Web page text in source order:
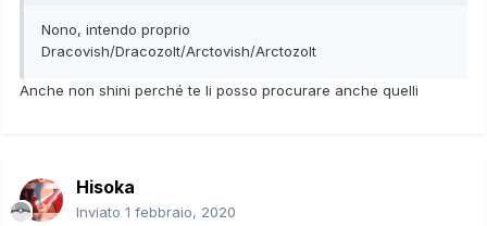
Nono, intendo proprio
Dracovish/Dracozolt/Arctovish/Arctozolt
Anche non shini perché te li posso procurare anche quelli
Hisoka
Inviato 1 febbraio, 2020